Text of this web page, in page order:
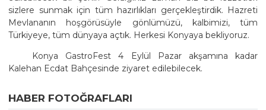
sizlere sunmak için tüm hazırlıkları gerçekleştirdik. Hazreti
Mevlananın hoşgörüsüyle gönlümüzü, kalbimizi, tüm
Türkiyeye, tüm dünyaya açtık. Herkesi Konyaya bekliyoruz.
Konya GastroFest 4 Eylül Pazar akşamına kadar
Kalehan Ecdat Bahçesinde ziyaret edilebilecek.
HABER FOTOĞRAFLARI